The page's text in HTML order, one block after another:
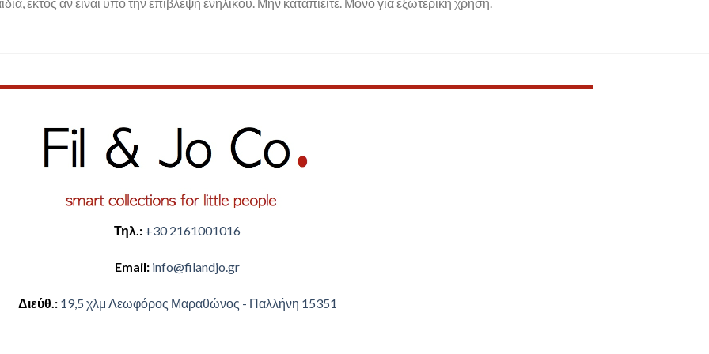
Τηλ.: +30 2161001016
Email: ​info@filandjo.gr
Διεύθ.: ​​19,5 χλμ Λεωφόρος Μαραθώνος - ​​Παλλήνη 15351